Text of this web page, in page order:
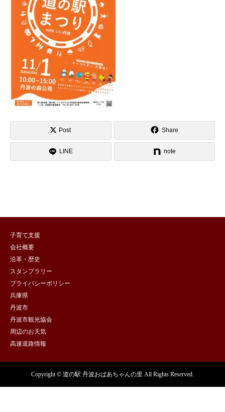
Post Share
LINE note
子育て支援
会社概要
沿革・歴史
スタンプラリー
プライバシーポリシー
兵庫県
丹波市
丹波市観光協会
周辺のお天気
高速道路情報
Copyright © 道の駅 丹波おばあちゃんの里 All Rights Reserved.